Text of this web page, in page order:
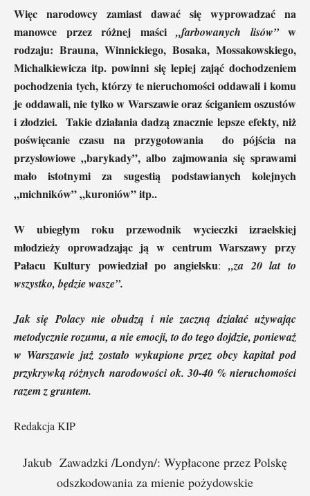
Więc narodowcy zamiast dawać się wyprowadzać na
manowce przez różnej maści „farbowanych lisów”w
rodzaju: Brauna, Winnickiego, Bosaka, Mossakowskiego,
Michalkiewicza itp. powinni się lepiej zająć dochodzeniem
pochodzenia tych, którzy te nieruchomości oddawali i komu
je oddawali, nie tylko w Warszawie oraz ściganiem oszustów
i złodziei. Takie działania dadzą znacznie lepsze efekty, niż
poświęcanie czasu na przygotowania do pójścia na
przysłowiowe „barykady”, albo zajmowania się sprawami
mało istotnymi za sugestią podstawianych kolejnych
„michników” „kuroniów” itp..
W ubiegłym roku przewodnik wycieczki izraelskiej
młodzieży oprowadzając ją w centrum Warszawy przy
Pałacu Kultury powiedział po angielsku: „za 20 lat to
wszystko, będzie wasze”.
Jak się Polacy nie obudzą i nie zaczną działać używając
metodycznie rozumu, a nie emocji, to do tego dojdzie, ponieważ
w Warszawie już zostało wykupione przez obcy kapitał pod
przykrywką różnych narodowości ok. 30-40 % nieruchomości
razem z gruntem.
Redakcja KIP
Jakub Zawadzki /Londyn/: Wypłacone przez Polskę
odszkodowania za mienie pożydowskie